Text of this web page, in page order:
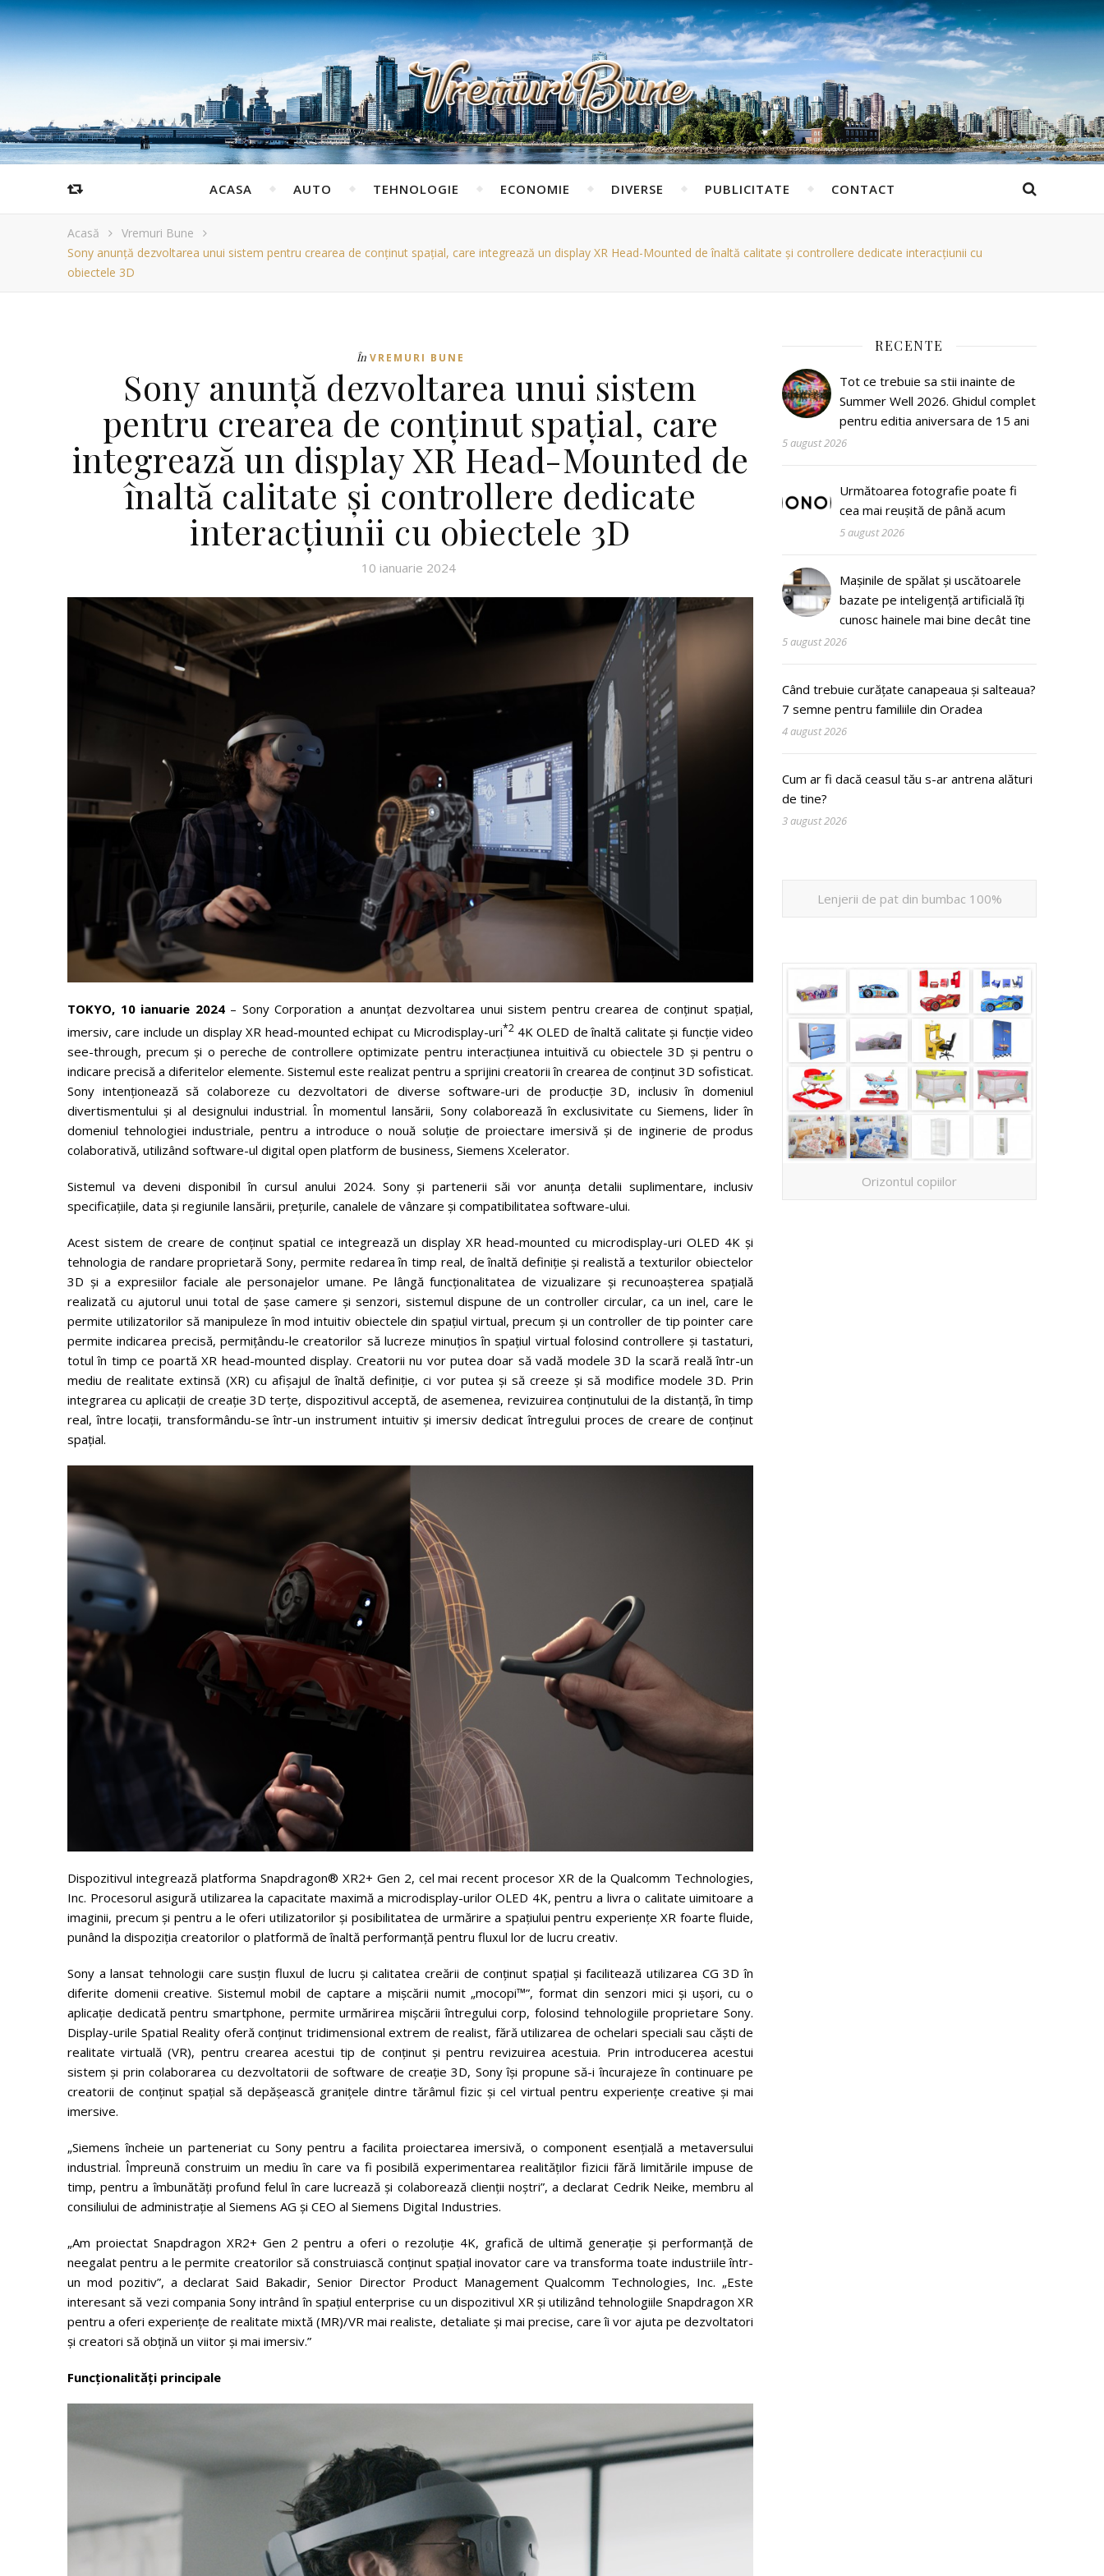
ACASA AUTO TEHNOLOGIE ECONOMIE DIVERSE PUBLICITATE CONTACT
Acasă
Vremuri Bune
Sony anunță dezvoltarea unui sistem pentru crearea de conținut spațial, care integrează un display XR Head-Mounted de înaltă calitate și controllere dedicate interacțiunii cu
obiectele 3D
În VREMURI BUNE
Sony anunță dezvoltarea unui sistem
pentru crearea de conținut spațial, care
integrează un display XR Head-Mounted de
înaltă calitate și controllere dedicate
interacțiunii cu obiectele 3D
10 ianuarie 2024
TOKYO, 10 ianuarie 2024– Sony Corporation a anunțat dezvoltarea unui sistem pentru crearea de conținut spațial,
imersiv, care include un display XR head-mounted echipat cu Microdisplay-uri*2 4K OLED de înaltă calitate și funcție video
see-through, precum și o pereche de controllere optimizate pentru interacțiunea intuitivă cu obiectele 3D și pentru o
indicare precisă a diferitelor elemente. Sistemul este realizat pentru a sprijini creatorii în crearea de conținut 3D sofisticat.
Sony intenționează să colaboreze cu dezvoltatori de diverse software-uri de producție 3D, inclusiv în domeniul
divertismentului și al designului industrial. În momentul lansării, Sony colaborează în exclusivitate cu Siemens, lider în
domeniul tehnologiei industriale, pentru a introduce o nouă soluție de proiectare imersivă și de inginerie de produs
colaborativă, utilizând software-ul digital open platform de business, Siemens Xcelerator.
Sistemul va deveni disponibil în cursul anului 2024. Sony și partenerii săi vor anunța detalii suplimentare, inclusiv
specificațiile, data și regiunile lansării, prețurile, canalele de vânzare și compatibilitatea software-ului.
Acest sistem de creare de conținut spatial ce integrează un display XR head-mounted cu microdisplay-uri OLED 4K și
tehnologia de randare proprietară Sony, permite redarea în timp real, de înaltă definiție și realistă a texturilor obiectelor
3D și a expresiilor faciale ale personajelor umane. Pe lângă funcționalitatea de vizualizare și recunoașterea spațială
realizată cu ajutorul unui total de șase camere și senzori, sistemul dispune de un controller circular, ca un inel, care le
permite utilizatorilor să manipuleze în mod intuitiv obiectele din spațiul virtual, precum și un controller de tip pointer care
permite indicarea precisă, permițându-le creatorilor să lucreze minuțios în spațiul virtual folosind controllere și tastaturi,
totul în timp ce poartă XR head-mounted display. Creatorii nu vor putea doar să vadă modele 3D la scară reală într-un
mediu de realitate extinsă (XR) cu afișajul de înaltă definiție, ci vor putea și să creeze și să modifice modele 3D. Prin
integrarea cu aplicații de creație 3D terțe, dispozitivul acceptă, de asemenea, revizuirea conținutului de la distanță, în timp
real, între locații, transformându-se într-un instrument intuitiv și imersiv dedicat întregului proces de creare de conținut
spațial.
Dispozitivul integrează platforma Snapdragon® XR2+ Gen 2, cel mai recent procesor XR de la Qualcomm Technologies,
Inc. Procesorul asigură utilizarea la capacitate maximă a microdisplay-urilor OLED 4K, pentru a livra o calitate uimitoare a
imaginii, precum și pentru a le oferi utilizatorilor și posibilitatea de urmărire a spațiului pentru experiențe XR foarte fluide,
punând la dispoziția creatorilor o platformă de înaltă performanță pentru fluxul lor de lucru creativ.
Sony a lansat tehnologii care susțin fluxul de lucru și calitatea creării de conținut spațial și facilitează utilizarea CG 3D în
diferite domenii creative. Sistemul mobil de captare a mișcării numit „mocopi™”, format din senzori mici și ușori, cu o
aplicație dedicată pentru smartphone, permite urmărirea mișcării întregului corp, folosind tehnologiile proprietare Sony.
Display-urile Spatial Reality oferă conținut tridimensional extrem de realist, fără utilizarea de ochelari speciali sau căști de
realitate virtuală (VR), pentru crearea acestui tip de conținut și pentru revizuirea acestuia. Prin introducerea acestui
sistem și prin colaborarea cu dezvoltatorii de software de creație 3D, Sony își propune să-i încurajeze în continuare pe
creatorii de conținut spațial să depășească granițele dintre tărâmul fizic și cel virtual pentru experiențe creative și mai
imersive.
„Siemens încheie un parteneriat cu Sony pentru a facilita proiectarea imersivă, o component esențială a metaversului
industrial. Împreună construim un mediu în care va fi posibilă experimentarea realităților fizicii fără limitările impuse de
timp, pentru a îmbunătăți profund felul în care lucrează și colaborează clienții noștri”, a declarat Cedrik Neike, membru al
consiliului de administrație al Siemens AG și CEO al Siemens Digital Industries.
„Am proiectat Snapdragon XR2+ Gen 2 pentru a oferi o rezoluție 4K, grafică de ultimă generație și performanță de
neegalat pentru a le permite creatorilor să construiască conținut spațial inovator care va transforma toate industriile într-
un mod pozitiv”, a declarat Said Bakadir, Senior Director Product Management Qualcomm Technologies, Inc. „Este
interesant să vezi compania Sony intrând în spațiul enterprise cu un dispozitivul XR și utilizând tehnologiile Snapdragon XR
pentru a oferi experiențe de realitate mixtă (MR)/VR mai realiste, detaliate și mai precise, care îi vor ajuta pe dezvoltatori
și creatori să obțină un viitor și mai imersiv.”
Funcționalități principale
RECENTE
Tot ce trebuie sa stii inainte de
Summer Well 2026. Ghidul complet
pentru editia aniversara de 15 ani
5 august 2026
Următoarea fotografie poate fi
cea mai reușită de până acum
5 august 2026
Mașinile de spălat și uscătoarele
bazate pe inteligență artificială îți
cunosc hainele mai bine decât tine
5 august 2026
Când trebuie curățate canapeaua și salteaua?
7 semne pentru familiile din Oradea
4 august 2026
Cum ar fi dacă ceasul tău s-ar antrena alături
de tine?
3 august 2026
Lenjerii de pat din bumbac 100%
Orizontul copiilor